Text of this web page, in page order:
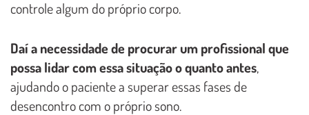
controle algum do próprio corpo.
Daí a necessidade de procurar um profissional que
possa lidar com essa situação o quanto antes,
ajudando o paciente a superar essas fases de
desencontro com o próprio sono.